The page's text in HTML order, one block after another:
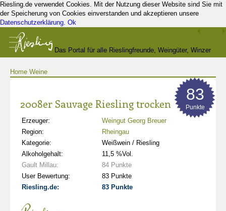
Riesling.de verwendet Cookies. Mit der Nutzung dieser Website sind Sie mit
der Speicherung von Cookies einverstanden und akzeptieren unsere
Datenschutzerklärung. Ok
Das Portal für alle Rieslingfreunde, Weingüter, Winzer
Home Weine
2008er Sauvage Riesling trocken
Erzeuger:
Weingut Georg Breuer
Region:
Rheingau
Kategorie:
Weißwein / Riesling
Alkoholgehalt:
11,5 %Vol.
Gault Millau:
84 Punkte
User Bewertung:
83 Punkte
Riesling.de:
83 Punkte
83
Punkte